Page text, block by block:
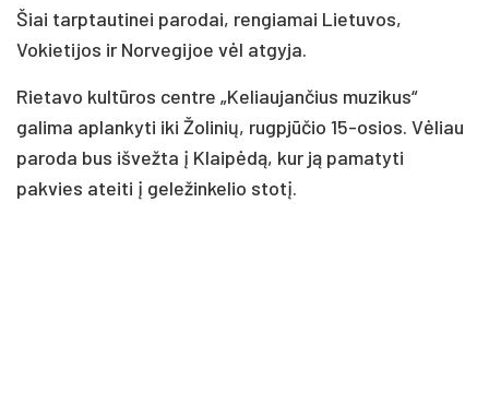
Šiai tarptautinei parodai, rengiamai Lietuvos,
Vokietijos ir Norvegijoe vėl atgyja.
Rietavo kultūros centre „Keliaujančius muzikus“
galima aplankyti iki Žolinių, rugpjūčio 15-osios. Vėliau
paroda bus išvežta į Klaipėdą, kur ją pamatyti
pakvies ateiti į geležinkelio stotį.